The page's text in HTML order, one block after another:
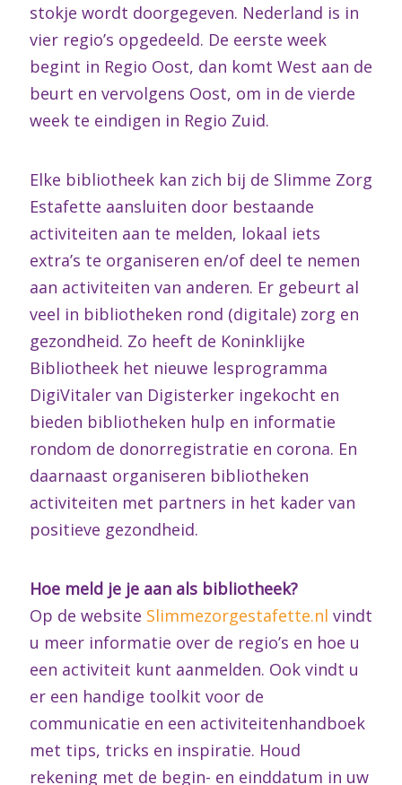
stokje wordt doorgegeven. Nederland is in
vier regio’s opgedeeld. De eerste week
begint in Regio Oost, dan komt West aan de
beurt en vervolgens Oost, om in de vierde
week te eindigen in Regio Zuid.
Elke bibliotheek kan zich bij de Slimme Zorg
Estafette aansluiten door bestaande
activiteiten aan te melden, lokaal iets
extra’s te organiseren en/of deel te nemen
aan activiteiten van anderen. Er gebeurt al
veel in bibliotheken rond (digitale) zorg en
gezondheid. Zo heeft de Koninklijke
Bibliotheek het nieuwe lesprogramma
DigiVitaler van Digisterker ingekocht en
bieden bibliotheken hulp en informatie
rondom de donorregistratie en corona. En
daarnaast organiseren bibliotheken
activiteiten met partners in het kader van
positieve gezondheid.
Hoe meld je je aan als bibliotheek?
Op de website Slimmezorgestafette.nl vindt
u meer informatie over de regio’s en hoe u
een activiteit kunt aanmelden. Ook vindt u
er een handige toolkit voor de
communicatie en een activiteitenhandboek
met tips, tricks en inspiratie. Houd
rekening met de begin- en einddatum in uw